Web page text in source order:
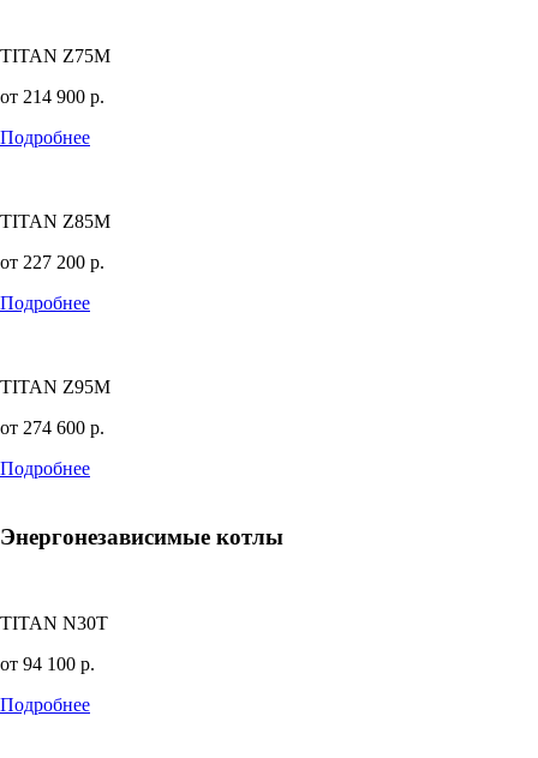
TITAN Z75M
от 214 900 р.
Подробнее
TITAN Z85M
от 227 200 р.
Подробнее
TITAN Z95M
от 274 600 р.
Подробнее
Энергонезависимые котлы
TITAN N30T
от 94 100 р.
Подробнее